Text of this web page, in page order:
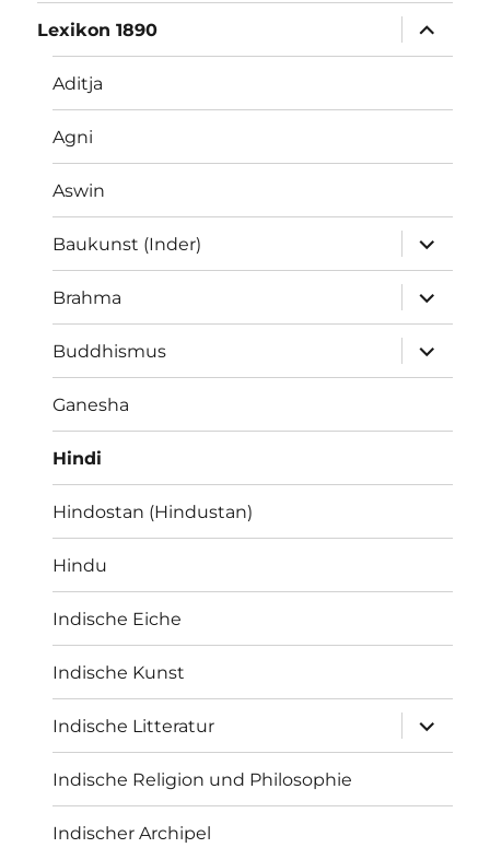
Lexikon 1890
öffnen
Aditja
Agni
Aswin
Baukunst (Inder)
öffnen
Brahma
öffnen
Buddhismus
öffnen
Ganesha
Hindi
Hindostan (Hindustan)
Hindu
Indische Eiche
Indische Kunst
Indische Litteratur
öffnen
Indische Religion und Philosophie
Indischer Archipel